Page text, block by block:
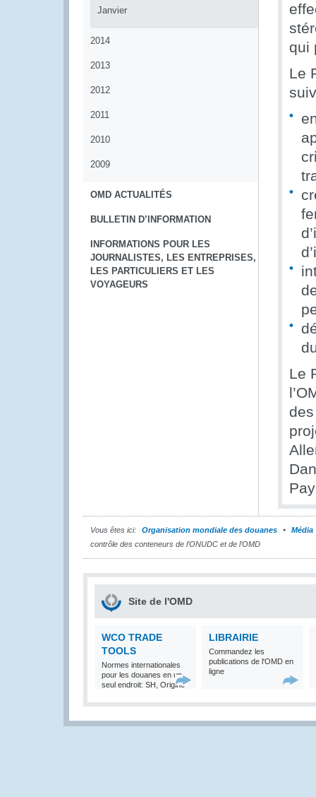
Janvier
2014
2013
2012
2011
2010
2009
OMD ACTUALITÉS
BULLETIN D’INFORMATION
INFORMATIONS POUR LES
JOURNALISTES, LES ENTREPRISES,
LES PARTICULIERS ET LES
VOYAGEURS
qui
Le
Le
Vous êtes ici: Organisation mondiale des douanes
Média
contrôle des conteneurs de l’ONUDC et de l’OMD
Site de l'OMD
WCO TRADE
TOOLS
Normes internationales
pour les douanes en un
seul endroit: SH, Origine
LIBRAIRIE
Commandez les
publications de l'OMD en
ligne